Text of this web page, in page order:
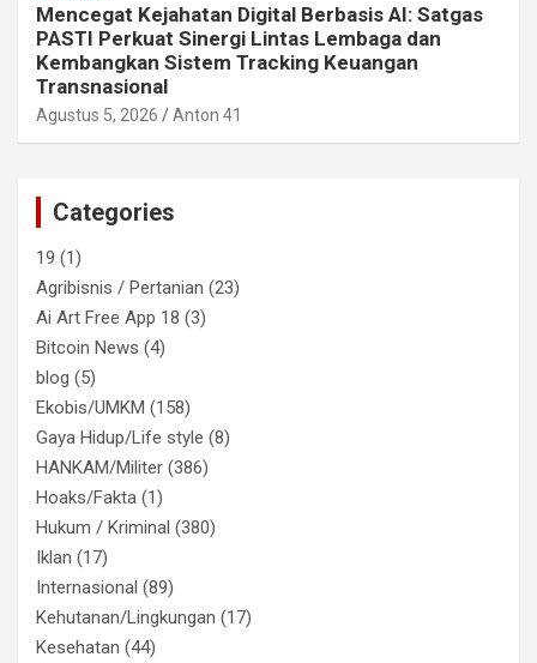
Mencegat Kejahatan Digital Berbasis AI: Satgas
PASTI Perkuat Sinergi Lintas Lembaga dan
Kembangkan Sistem Tracking Keuangan
Transnasional
Agustus 5, 2026 Anton 41
Categories
19 (1)
Agribisnis / Pertanian (23)
Ai Art Free App 18 (3)
Bitcoin News (4)
blog (5)
Ekobis/UMKM (158)
Gaya Hidup/Life style (8)
HANKAM/Militer (386)
Hoaks/Fakta (1)
Hukum / Kriminal (380)
Iklan (17)
Internasional (89)
Kehutanan/Lingkungan (17)
Kesehatan (44)